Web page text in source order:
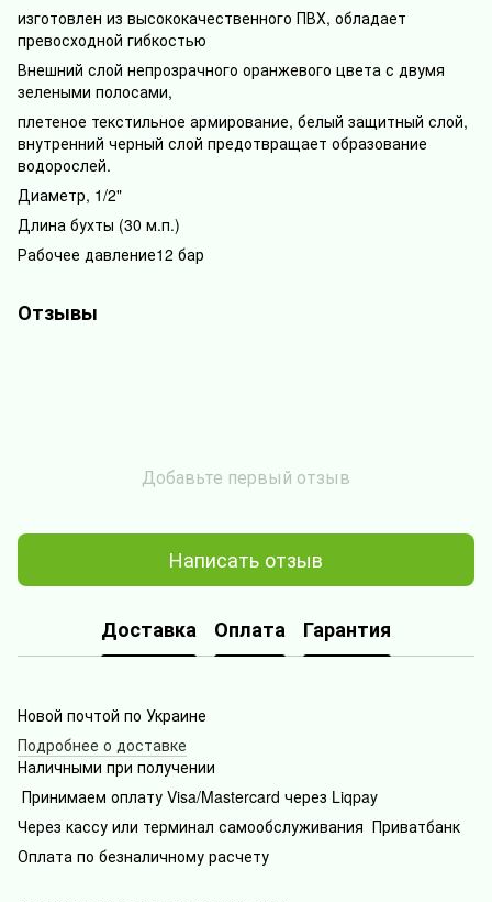
изготовлен из высококачественного ПВХ, обладает
превосходной гибкостью
Внешний слой непрозрачного оранжевого цвета с двумя
зелеными полосами,
плетеное текстильное армирование, белый защитный слой,
внутренний черный слой предотвращает образование
водорослей.
Диаметр, 1/2"
Длина бухты (30 м.п.)
Рабочее давление12 бар
Отзывы
Добавьте первый отзыв
Написать отзыв
Доставка Оплата Гарантия
Новой почтой по Украине
Подробнее о доставке
Наличными при получении
Принимаем оплату Visa/Mastercard через Liqpay
Через кассу или терминал самообслуживания Приватбанк
Оплата по безналичному расчету